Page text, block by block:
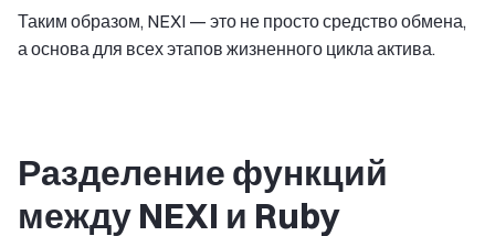
Таким образом, NEXI — это не просто средство обмена,
а основа для всех этапов жизненного цикла актива.
Разделение функций
между NEXI и Ruby